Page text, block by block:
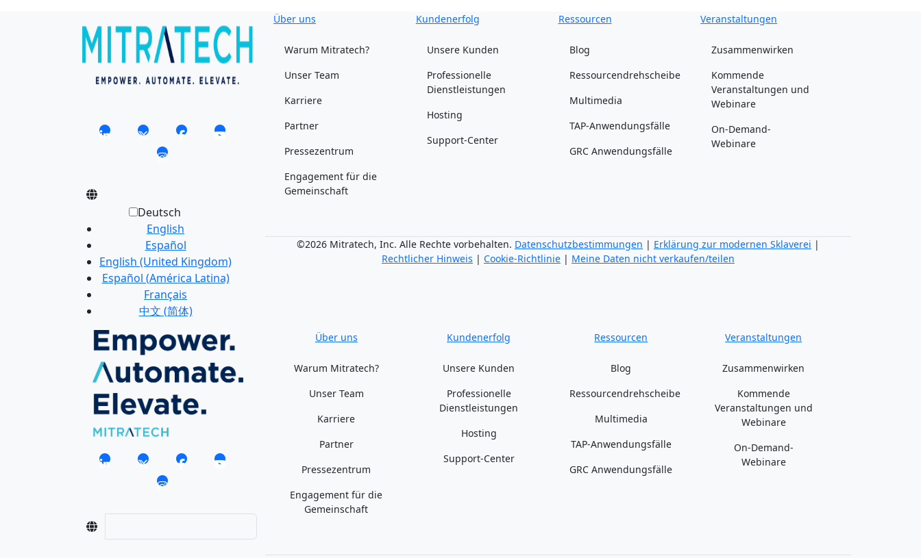
Deutsch
English
Español
English (United Kingdom)
Español (América Latina)
Français
中文 (简体)
Über uns
Warum Mitratech?
Unser Team
Karriere
Partner
Pressezentrum
Engagement für die
Gemeinschaft
Kundenerfolg
Unsere Kunden
Professionelle
Dienstleistungen
Hosting
Support-Center
Ressourcen
Blog
Ressourcendrehscheibe
Multimedia
TAP-Anwendungsfälle
GRC Anwendungsfälle
Veranstaltungen
Zusammenwirken
Kommende
Veranstaltungen und
Webinare
On-Demand-
Webinare
©2026 Mitratech, Inc. Alle Rechte vorbehalten. Datenschutzbestimmungen | Erklärung zur modernen Sklaverei |
Rechtlicher Hinweis | Cookie-Richtlinie | Meine Daten nicht verkaufen/teilen
Über uns
Warum Mitratech?
Unser Team
Karriere
Partner
Pressezentrum
Engagement für die
Gemeinschaft
Kundenerfolg
Unsere Kunden
Professionelle
Dienstleistungen
Hosting
Support-Center
Ressourcen
Blog
Ressourcendrehscheibe
Multimedia
TAP-Anwendungsfälle
GRC Anwendungsfälle
Veranstaltungen
Zusammenwirken
Kommende
Veranstaltungen und
Webinare
On-Demand-
Webinare